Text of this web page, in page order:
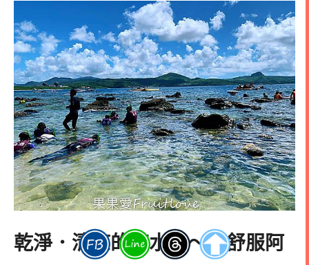
乾淨．清涼的海水～～好舒服阿